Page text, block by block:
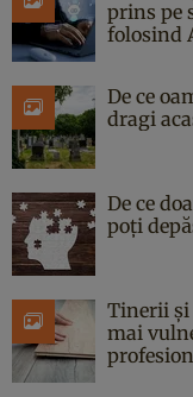
prins pe
folosind
De ce
dragi
De ce
poți
Tinerii și
mai